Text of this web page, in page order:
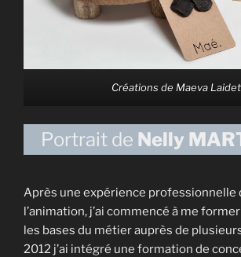
Créations de Maeva Laidet
Portrait de Nelly
Après une expérience professionnelle
l’animation, j’ai commencé à me
les bases du métier auprès de
2012 j’ai intégré une formation de